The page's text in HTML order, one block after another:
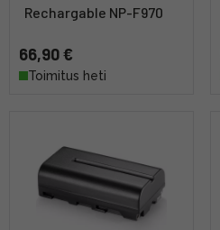
Rechargable NP-F970
66,90 €
Toimitus heti